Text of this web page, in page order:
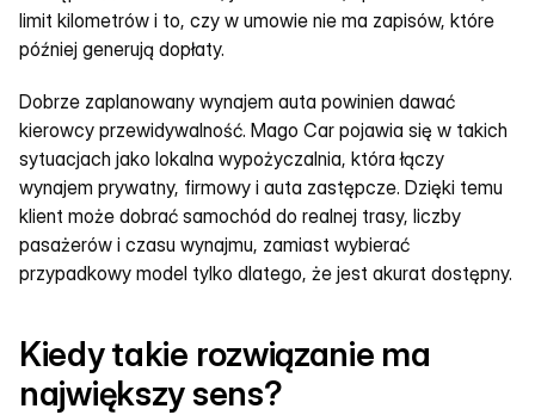
limit kilometrów i to, czy w umowie nie ma zapisów, które
później generują dopłaty.
Dobrze zaplanowany wynajem auta powinien dawać
kierowcy przewidywalność. Mago Car pojawia się w takich
sytuacjach jako lokalna wypożyczalnia, która łączy
wynajem prywatny, firmowy i auta zastępcze. Dzięki temu
klient może dobrać samochód do realnej trasy, liczby
pasażerów i czasu wynajmu, zamiast wybierać
przypadkowy model tylko dlatego, że jest akurat dostępny.
Kiedy takie rozwiązanie ma
największy sens?